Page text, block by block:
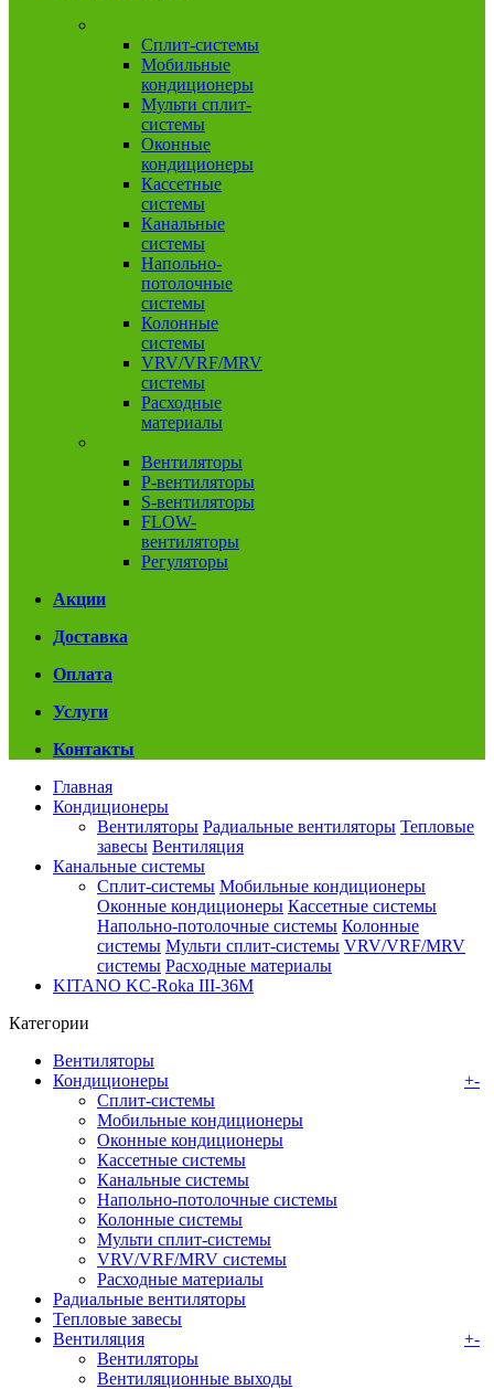
Сплит-системы
Мобильные
кондиционеры
Мульти сплит-
системы
Оконные
кондиционеры
Кассетные
системы
Канальные
системы
Напольно-
потолочные
системы
Колонные
системы
VRV/VRF/MRV
системы
Расходные
материалы
Вентиляторы
P-вентиляторы
S-вентиляторы
FLOW-
вентиляторы
Регуляторы
Акции
Доставка
Оплата
Услуги
Контакты
Главная
Кондиционеры
Вентиляторы Радиальные вентиляторы Тепловые
завесы Вентиляция
Канальные системы
Сплит-системы Мобильные кондиционеры
Оконные кондиционеры Кассетные системы
Напольно-потолочные системы Колонные
системы Мульти сплит-системы VRV/VRF/MRV
системы Расходные материалы
KITANO KC-Roka III-36M
Категории
Вентиляторы
Кондиционеры
+-
Сплит-системы
Мобильные кондиционеры
Оконные кондиционеры
Кассетные системы
Канальные системы
Напольно-потолочные системы
Колонные системы
Мульти сплит-системы
VRV/VRF/MRV системы
Расходные материалы
Радиальные вентиляторы
Тепловые завесы
Вентиляция
+-
Вентиляторы
Вентиляционные выходы